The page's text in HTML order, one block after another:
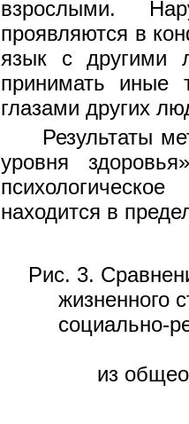
взрослыми.
проявляются в
язык с другими
принимать иные
глазами других
Результаты
уровня
находится в
Рис. 3.
жизненного
социально-
из